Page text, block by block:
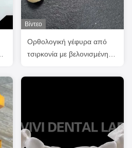
Βίντεο
Ορθολογική γέφυρα από
τσιρκονία με βελονισμένη